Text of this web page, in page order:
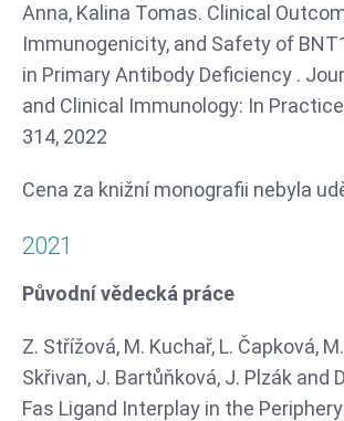
Anna, Kalina Tomas. Clinical
Immunogenicity, and Safety of
in Primary Antibody Deficiency .
and Clinical Immunology: In
314, 2022
Cena za knižní monografii nebyla
2021
Původní vědecká práce
Z. Střížová, M. Kuchař, L. Čapková,
Skřivan, J. Bartůňková, J. Plzák and
Fas Ligand Interplay in the